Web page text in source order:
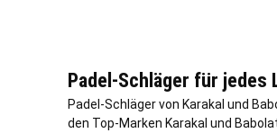
Padel-Schläger für jedes
Padel-Schläger von Karakal und
den Top-Marken Karakal und